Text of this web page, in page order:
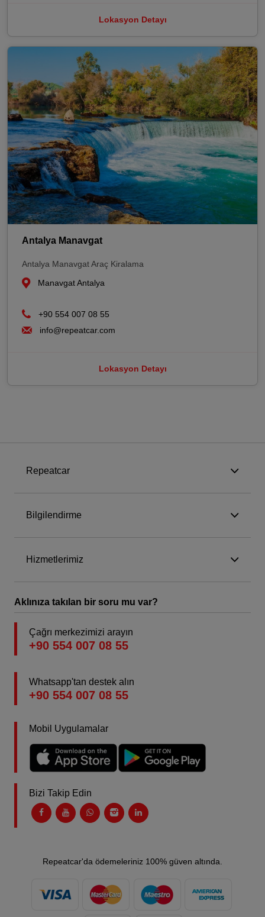
Lokasyon Detayı
Antalya Manavgat
Antalya Manavgat Araç Kiralama
Manavgat Antalya
+90 554 007 08 55
info@repeatcar.com
Lokasyon Detayı
Repeatcar
Bilgilendirme
Hizmetlerimiz
Aklınıza takılan bir soru mu var?
Çağrı merkezimizi arayın
+90 554 007 08 55
Whatsapp'tan destek alın
+90 554 007 08 55
Mobil Uygulamalar
Bizi Takip Edin
Repeatcar'da ödemeleriniz 100% güven altında.